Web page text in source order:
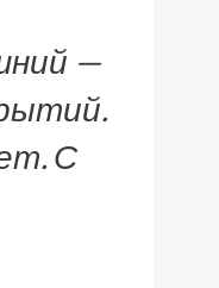
—
С